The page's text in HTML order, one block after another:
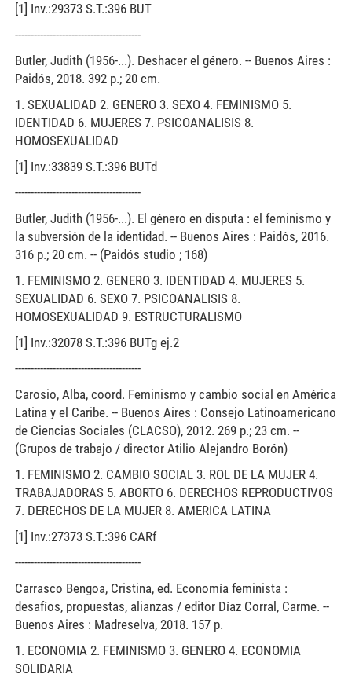
[1] Inv.:29373 S.T.:396 BUT
----------------------------------------
Butler, Judith (1956-...). Deshacer el género. -- Buenos Aires :
Paidós, 2018. 392 p.; 20 cm.
1. SEXUALIDAD 2. GENERO 3. SEXO 4. FEMINISMO 5.
IDENTIDAD 6. MUJERES 7. PSICOANALISIS 8.
HOMOSEXUALIDAD
[1] Inv.:33839 S.T.:396 BUTd
----------------------------------------
Butler, Judith (1956-...). El género en disputa : el feminismo y
la subversión de la identidad. -- Buenos Aires : Paidós, 2016.
316 p.; 20 cm. -- (Paidós studio ; 168)
1. FEMINISMO 2. GENERO 3. IDENTIDAD 4. MUJERES 5.
SEXUALIDAD 6. SEXO 7. PSICOANALISIS 8.
HOMOSEXUALIDAD 9. ESTRUCTURALISMO
[1] Inv.:32078 S.T.:396 BUTg ej.2
----------------------------------------
Carosio, Alba, coord. Feminismo y cambio social en América
Latina y el Caribe. -- Buenos Aires : Consejo Latinoamericano
de Ciencias Sociales (CLACSO), 2012. 269 p.; 23 cm. --
(Grupos de trabajo / director Atilio Alejandro Borón)
1. FEMINISMO 2. CAMBIO SOCIAL 3. ROL DE LA MUJER 4.
TRABAJADORAS 5. ABORTO 6. DERECHOS REPRODUCTIVOS
7. DERECHOS DE LA MUJER 8. AMERICA LATINA
[1] Inv.:27373 S.T.:396 CARf
----------------------------------------
Carrasco Bengoa, Cristina, ed. Economía feminista :
desafíos, propuestas, alianzas / editor Díaz Corral, Carme. --
Buenos Aires : Madreselva, 2018. 157 p.
1. ECONOMIA 2. FEMINISMO 3. GENERO 4. ECONOMIA
SOLIDARIA